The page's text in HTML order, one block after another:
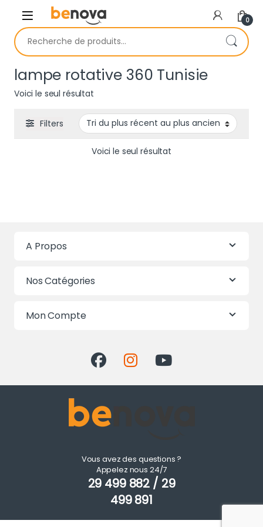
Skip to navigation
Skip to content
0
Recherche pour :
lampe rotative 360 Tunisie
Voici le seul résultat
Filters
Voici le seul résultat
A Propos
Nos Catégories
Mon Compte
Vous avez des questions ?
Appelez nous 24/7
29 499 882 / 29
499 891